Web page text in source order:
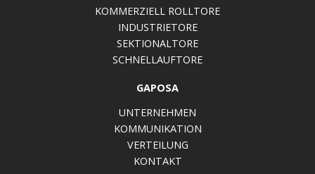
KOMMERZIELL ROLLTORE
INDUSTRIETORE
SEKTIONALTORE
SCHNELLAUFTORE
GAPOSA
UNTERNEHMEN
KOMMUNIKATION
VERTEILUNG
KONTAKT